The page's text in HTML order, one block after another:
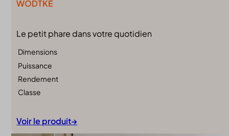
WODTKE
Le petit phare dans votre quotidien
Dimensions
Puissance
Rendement
Classe
Voir le produit